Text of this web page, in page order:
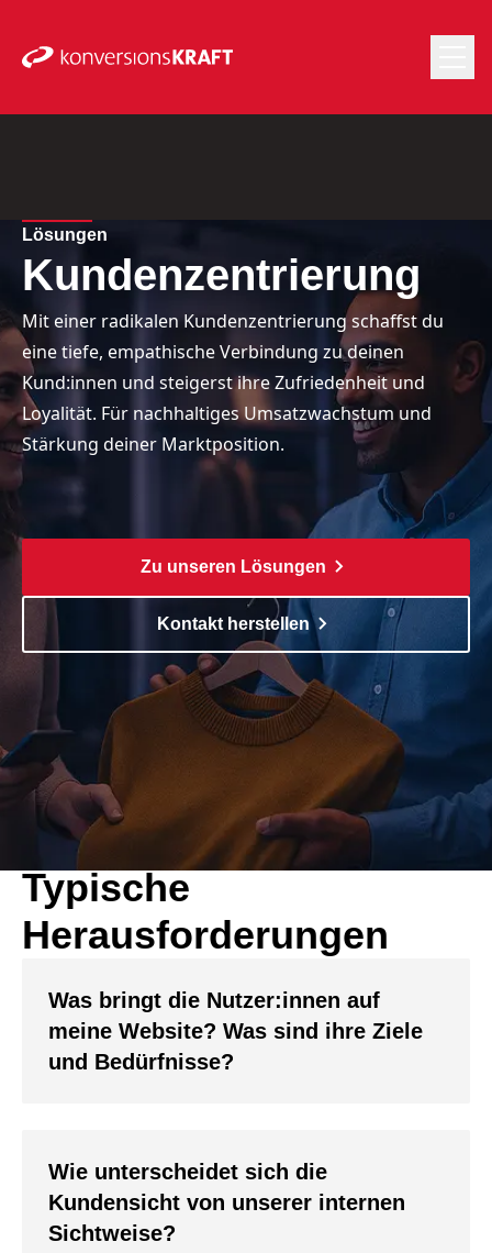
Lösungen
Kundenzentrierung
Mit einer radikalen Kundenzentrierung schaffst du
eine tiefe, empathische Verbindung zu deinen
Kund:innen und steigerst ihre Zufriedenheit und
Loyalität. Für nachhaltiges Umsatzwachstum und
Stärkung deiner Marktposition.
Zu unseren Lösungen
Kontakt herstellen
Kundenzentrierung
Typische
Herausforderungen
Was bringt die Nutzer:innen auf
meine Website? Was sind ihre Ziele
und Bedürfnisse?
Wie unterscheidet sich die
Kundensicht von unserer internen
Sichtweise?